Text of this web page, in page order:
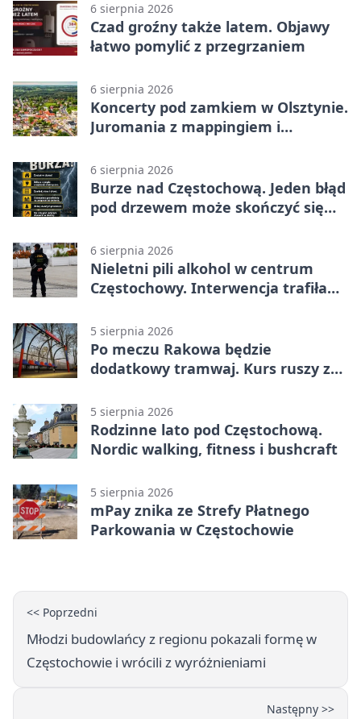
6 sierpnia 2026
Czad groźny także latem. Objawy
łatwo pomylić z przegrzaniem
6 sierpnia 2026
Koncerty pod zamkiem w Olsztynie.
Juromania z mappingiem i
6 sierpnia 2026
Burze nad Częstochową. Jeden błąd
pod drzewem może skończyć się
6 sierpnia 2026
Nieletni pili alkohol w centrum
Częstochowy. Interwencja trafiła
5 sierpnia 2026
Po meczu Rakowa będzie
dodatkowy tramwaj. Kurs ruszy ze
5 sierpnia 2026
Rodzinne lato pod Częstochową.
Nordic walking, fitness i bushcraft
5 sierpnia 2026
mPay znika ze Strefy Płatnego
Parkowania w Częstochowie
<< Poprzedni
Młodzi budowlańcy z regionu pokazali formę w
Częstochowie i wrócili z wyróżnieniami
Następny >>